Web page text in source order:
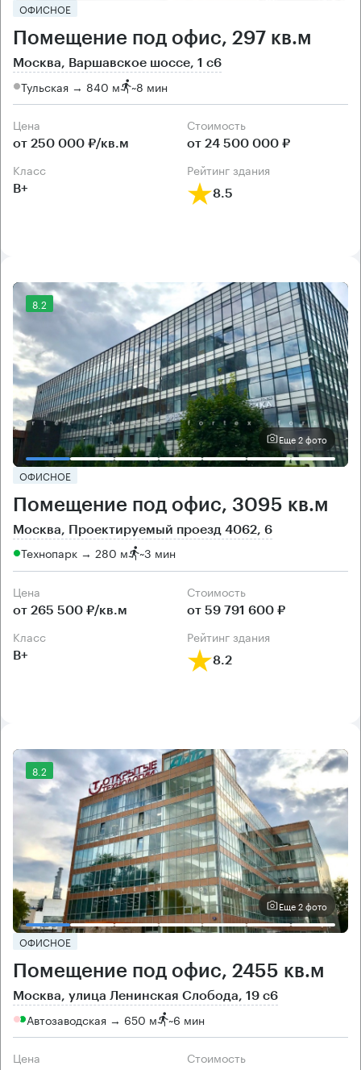
ОФИСНОЕ
Помещение под офис, 297 кв.м
Москва, Варшавское шоссе, 1 с6
Тульская → 840 м ~8 мин
Цена
от 250 000 ₽/кв.м
Cтоимость
от 24 500 000 ₽
класс
B+
рейтинг здания
8.5
8.2
Еще 2 фото
ОФИСНОЕ
Помещение под офис, 3095 кв.м
Москва, Проектируемый проезд 4062, 6
Технопарк → 280 м ~3 мин
Цена
от 265 500 ₽/кв.м
Cтоимость
от 59 791 600 ₽
класс
B+
рейтинг здания
8.2
8.2
Еще 2 фото
ОФИСНОЕ
Помещение под офис, 2455 кв.м
Москва, улица Ленинская Слобода, 19 с6
Автозаводская → 650 м ~6 мин
Цена Cтоимость